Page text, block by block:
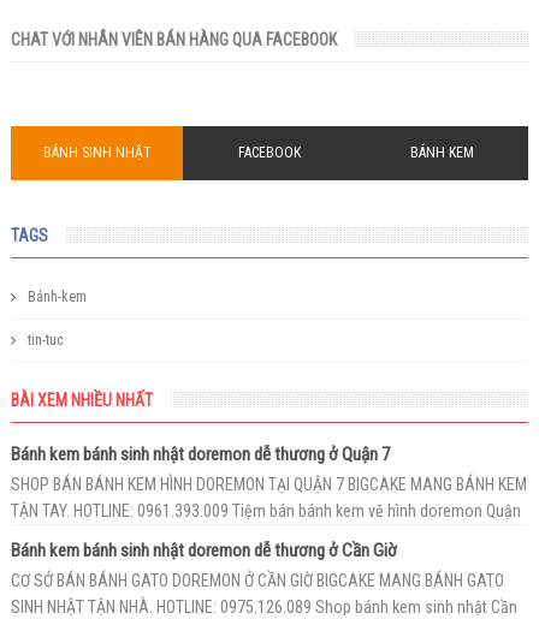
CHAT VỚI NHÂN VIÊN BÁN HÀNG QUA FACEBOOK
BÁNH SINH NHẬT FACEBOOK BÁNH KEM
TAGS
Bánh-kem
tin-tuc
BÀI XEM NHIỀU NHẤT
Bánh kem bánh sinh nhật doremon dễ thương ở Quận 7
SHOP BÁN BÁNH KEM HÌNH DOREMON TẠI QUẬN 7 BIGCAKE MANG BÁNH KEM
TẬN TAY. HOTLINE: 0961.393.009 Tiệm bán bánh kem vẽ hình doremon Quận
Bánh kem bánh sinh nhật doremon dễ thương ở Cần Giờ
CƠ SỞ BÁN BÁNH GATO DOREMON Ở CẦN GIỜ BIGCAKE MANG BÁNH GATO
SINH NHẬT TẬN NHÀ. HOTLINE: 0975.126.089 Shop bánh kem sinh nhật Cần